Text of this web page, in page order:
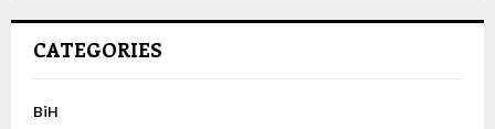
CATEGORIES
BiH